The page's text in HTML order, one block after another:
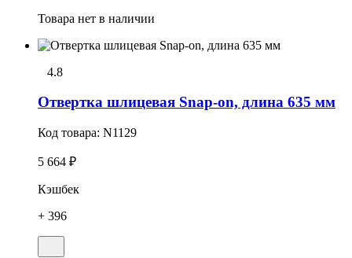
Товара нет в наличии
4.8
Отвеpтка шлицевая Snap-on, длина 635 мм
Код товара: N1129
5 664 ₽
Кэшбек
+ 396